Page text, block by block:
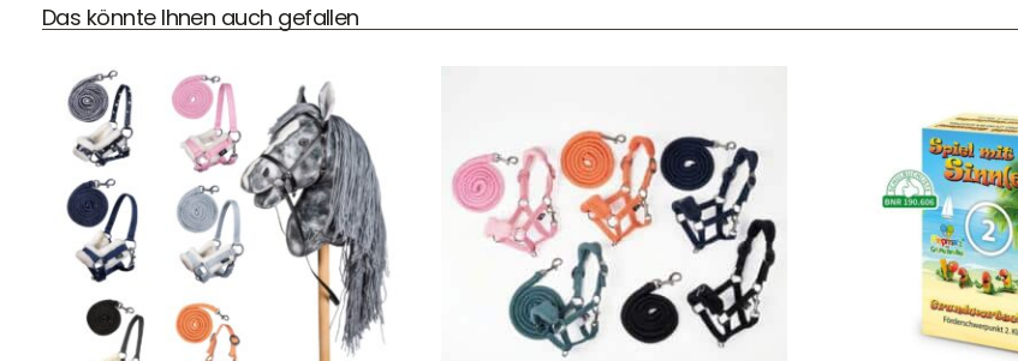
Das könnte Ihnen auch gefallen
Der Spielzeug – Handel aus Haan, wir versenden mit DHL.
Bei allen Fragen zu unserem Sortiment sind wir per
Kontaktdaten Unser Service News &